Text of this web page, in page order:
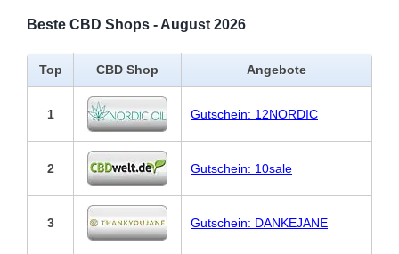
Beste CBD Shops - August 2026
Top CBD Shop Angebote
1 Gutschein: 12NORDIC
2 Gutschein: 10sale
3 Gutschein: DANKEJANE